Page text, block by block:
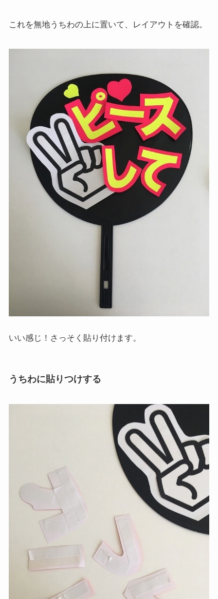
これを無地うちわの上に置いて、レイアウトを確認。
いい感じ！さっそく貼り付けます。
うちわに貼りつけする